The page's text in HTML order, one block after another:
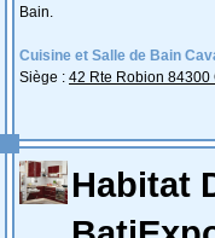
Bain.
Cuisine et Salle de Bain
Siège : 42 Rte Robion 84300
Habitat